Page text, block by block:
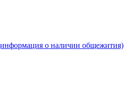
о наличии общежития)